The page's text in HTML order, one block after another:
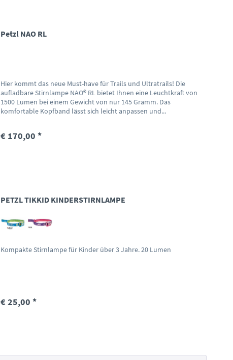
Petzl NAO RL
Hier kommt das neue Must-have für Trails und Ultratrails! Die
aufladbare Stirnlampe NAO® RL bietet Ihnen eine Leuchtkraft von
1500 Lumen bei einem Gewicht von nur 145 Gramm. Das
komfortable Kopfband lässt sich leicht anpassen und...
€ 170,00 *
PETZL TIKKID KINDERSTIRNLAMPE
Kompakte Stirnlampe für Kinder über 3 Jahre. 20 Lumen
€ 25,00 *